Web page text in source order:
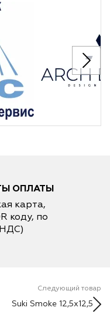
ОПЛАТЫ
карта,
коду, по
НДС)
Следующий товар
Suki Smoke 12,5x12,5